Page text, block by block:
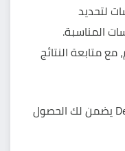
لتحديد
المناسبة.
متابعة النتائج
لذا، فإن اختيار مركز موثوق مثل Defy يضمن لك الحصول